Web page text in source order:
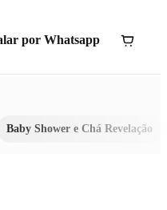
por Whatsapp
Baby Shower e Chá Revelação